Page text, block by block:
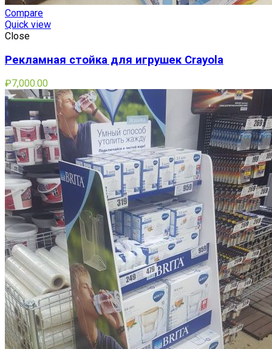
Compare
Quick view
Close
Рекламная стойка для игрушек Crayola
₽7,000.00